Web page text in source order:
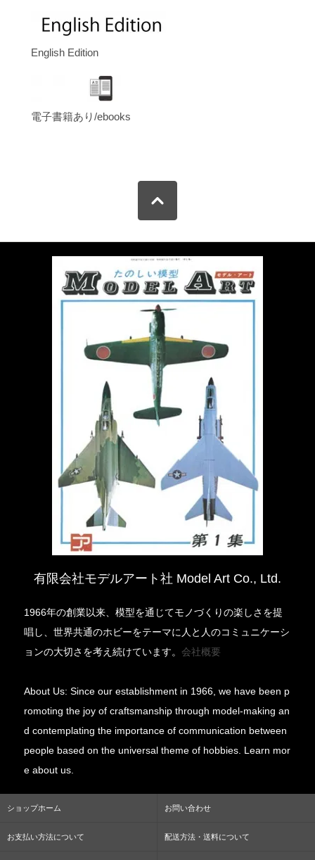
English Edition
電子書籍あり/ebooks
有限会社モデルアート社 Model Art Co., Ltd.
1966年の創業以来、模型を通じてモノづくりの楽しさを提
唱し、世界共通のホビーをテーマに人と人のコミュニケーシ
ョンの大切さを考え続けています。会社概要
About Us: Since our establishment in 1966, we have been p
romoting the joy of craftsmanship through model-making an
d contemplating the importance of communication between
people based on the universal theme of hobbies. Learn mor
e about us.
ショップホーム お問い合わせ
お支払い方法について 配送方法・送料について